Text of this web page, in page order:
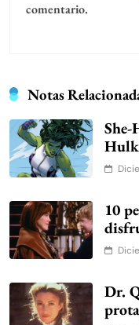
comentario.
Notas
Hulk
10
Dr.